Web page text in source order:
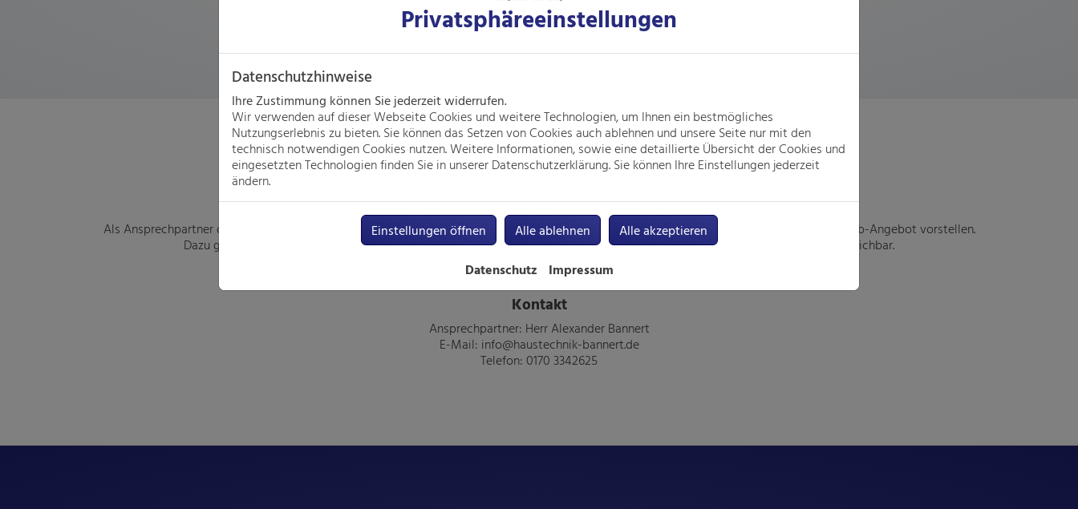
Zum Bewerbungsformular
Liebe/r Bewerber/-in,
Interesse an einer neuen Herausforderung?
Als Ansprechpartner der Firma Alexander Bannert Haustechnik aus Neukirchen v. W. möchte ich gerne ein unverbindliches und attraktives Job-Angebot vorstellen.
Dazu geht der erste Schritt ganz einfach über unsere Kurzbewerbung ganz unten, aber auch telefonisch sind wir jederzeit erreichbar.
Wir freuen uns auf die Zusammenarbeit!
Kontakt
Ansprechpartner: Herr Alexander Bannert
E-Mail: info@haustechnik-bannert.de
Telefon: 0170 3342625
Privatsphäre­einstellungen
Datenschutzhinweise
Ihre Zustimmung können Sie jederzeit widerrufen.
Wir verwenden auf dieser Webseite Cookies und weitere Technologien, um Ihnen ein bestmögliches
Nutzungserlebnis zu bieten. Sie können das Setzen von Cookies auch ablehnen und unsere Seite nur mit den
technisch notwendigen Cookies nutzen. Weitere Informationen, sowie eine detaillierte Übersicht der Cookies und
eingesetzten Technologien finden Sie in unserer Datenschutzerklärung. Sie können Ihre Einstellungen jederzeit
ändern.
Einstellungen öffnen Alle ablehnen Alle akzeptieren
Datenschutz Impressum